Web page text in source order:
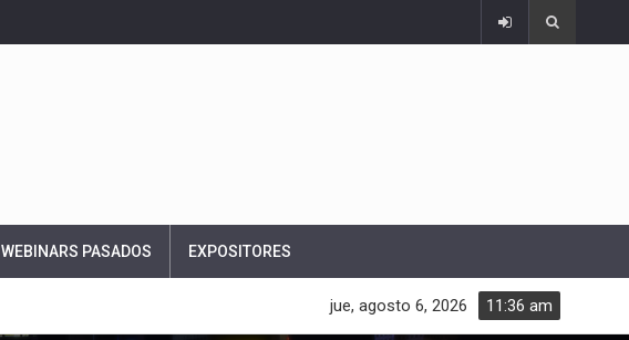
WEBINARS PASADOS EXPOSITORES
11:36 am
jue, agosto 6, 2026